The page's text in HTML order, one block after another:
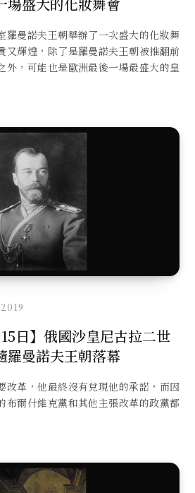
曼諾夫王朝舉辦了一次盛大的化妝舞
又輝煌，除了是羅曼諾夫王朝被推翻前
外，可能也是歐洲最後一場最盛大的皇
15日】俄國沙皇尼古拉二世
羅曼諾夫王朝落幕
改革，他最終沒有兌現他的承諾，而因
布爾什維克黨和其他主張改革的政黨都